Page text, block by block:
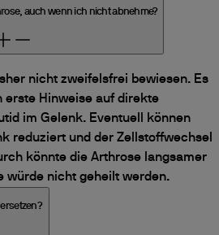
auch wenn ich nicht abnehme?
nicht zweifelsfrei bewiesen. Es
erste Hinweise auf direkte
im Gelenk. Eventuell können
reduziert und der Zellstoffwechsel
könnte die Arthrose langsamer
würde nicht geheilt werden.